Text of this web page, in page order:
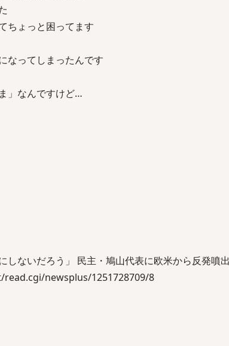
ちょっと困ってます
なってしまったんです
」なんですけど…
しないだろう」 民主・鳩山代表に欧米から反発噴
newsplus/1251728709/8